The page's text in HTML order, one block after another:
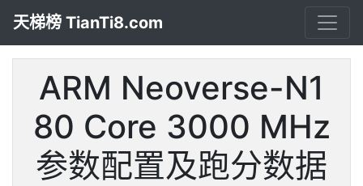
天梯榜 TianTi8.com
ARM Neoverse-N1
80 Core 3000 MHz
参数配置及跑分数据